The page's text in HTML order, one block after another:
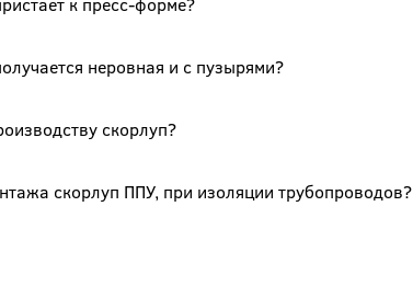
неровная и с пузырями?
скорлуп?
скорлуп ППУ, при изоляции трубопроводов?